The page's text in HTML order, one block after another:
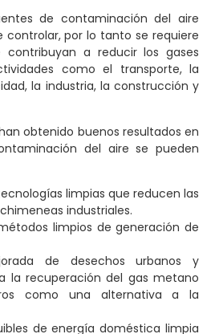
de contaminación del aire
controlar, por lo tanto se requiere
contribuyan a reducir los gases
como el transporte, la
la industria, la construcción y
obtenido buenos resultados en
del aire se pueden
limpias que reducen las
industriales.
limpios de generación de
de desechos urbanos y
la recuperación del gas metano
como una alternativa a la
de energía doméstica limpia